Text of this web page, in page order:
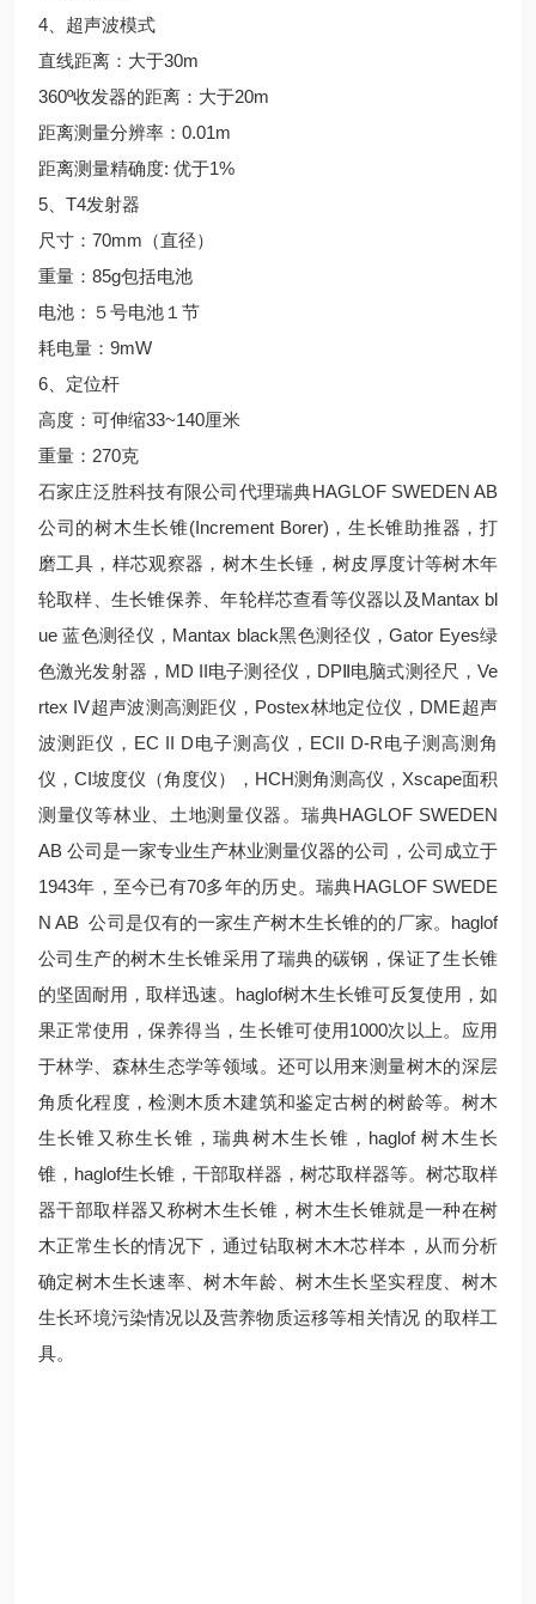
4、超声波模式
直线距离：大于30m
360º收发器的距离：大于20m
距离测量分辨率：0.01m
距离测量精确度: 优于1%
5、T4发射器
尺寸：70mm（直径）
重量：85g包括电池
电池：５号电池１节
耗电量：9mW
6、定位杆
高度：可伸缩33~140厘米
重量：270克
石家庄泛胜科技有限公司代理瑞典HAGLOF SWEDEN AB
公司的树木生长锥(Increment Borer)，生长锥助推器，打
磨工具，样芯观察器，树木生长锤，树皮厚度计等树木年
轮取样、生长锥保养、年轮样芯查看等仪器以及Mantax bl
ue 蓝色测径仪，Mantax black黑色测径仪，Gator Eyes绿
色激光发射器，MD II电子测径仪，DPⅡ电脑式测径尺，Ve
rtex IV超声波测高测距仪，Postex林地定位仪，DME超声
波测距仪，EC II D电子测高仪，ECII D-R电子测高测角
仪，CI坡度仪（角度仪），HCH测角测高仪，Xscape面积
测量仪等林业、土地测量仪器。瑞典HAGLOF SWEDEN
AB 公司是一家专业生产林业测量仪器的公司，公司成立于
1943年，至今已有70多年的历史。瑞典HAGLOF SWEDE
N AB 公司是仅有的一家生产树木生长锥的的厂家。haglof
公司生产的树木生长锥采用了瑞典的碳钢，保证了生长锥
的坚固耐用，取样迅速。haglof树木生长锥可反复使用，如
果正常使用，保养得当，生长锥可使用1000次以上。应用
于林学、森林生态学等领域。还可以用来测量树木的深层
角质化程度，检测木质木建筑和鉴定古树的树龄等。树木
生长锥又称生长锥，瑞典树木生长锥，haglof 树木生长
锥，haglof生长锥，干部取样器，树芯取样器等。树芯取样
器干部取样器又称树木生长锥，树木生长锥就是一种在树
木正常生长的情况下，通过钻取树木木芯样本，从而分析
确定树木生长速率、树木年龄、树木生长坚实程度、树木
生长环境污染情况以及营养物质运移等相关情况 的取样工
具。